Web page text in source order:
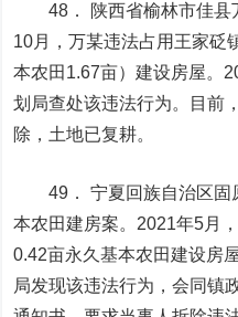
48． 陕西省榆林市佳县
10月，万某违法占用王家砭
本农田1.67亩）建设房屋。
划局查处该违法行为。目前
除，土地已复耕。
49． 宁夏回族自治区固
本农田建房案。2021年5月
0.42亩永久基本农田建设房
局发现该违法行为，会同镇